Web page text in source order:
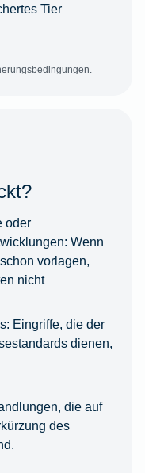
Tier
oder
Wenn
vorlagen,
nicht
Eingriffe, die der
dienen,
die auf
des